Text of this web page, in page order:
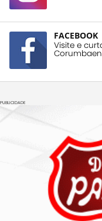
FACEBOOK
Visite e
PUBLICIDADE